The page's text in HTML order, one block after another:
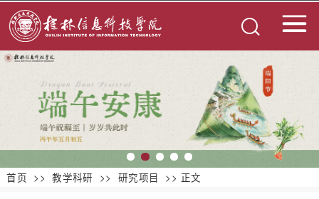
首页 >> 教学科研 >> 研究项目 >> 正文